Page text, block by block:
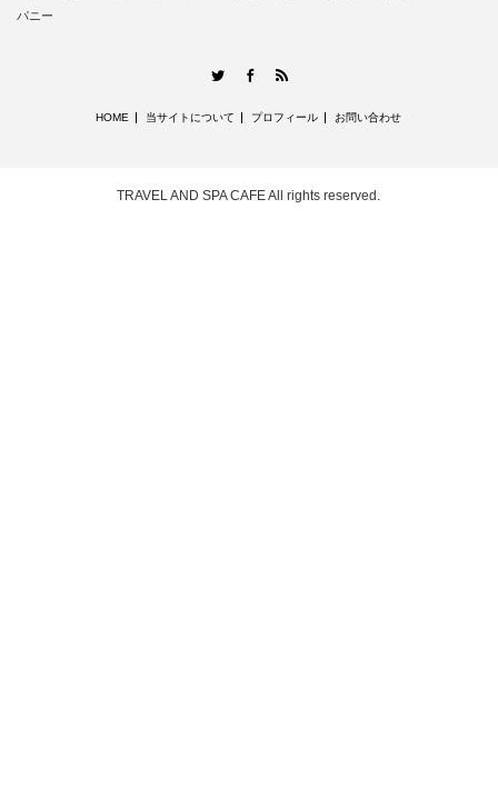
パニー
TwitterFacebook
HOME 当サイトについて プロフィール お問い合わせ
TRAVEL AND SPA CAFEAll rights reserved.